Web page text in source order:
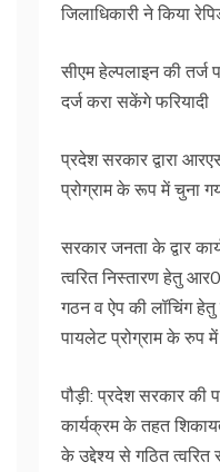
जिलाधिकारी ने किया
सीएम हेल्पलाइन की
दर्ज करा सकेंगे फरियादी
प्रदेश सरकार द्वारा
प्रोग्राम के रूप में चुना
सरकार जनता के द्वार
त्वरित निस्तारण हेतु
गठन व ऐप की लॉचिंग
पायलेट प्रोग्राम के रुप
पौड़ी: प्रदेश सरकार की
कार्यक्रम के तहत
के उद्देश्य से गठित